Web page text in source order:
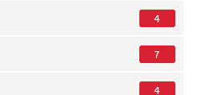
4
7
4